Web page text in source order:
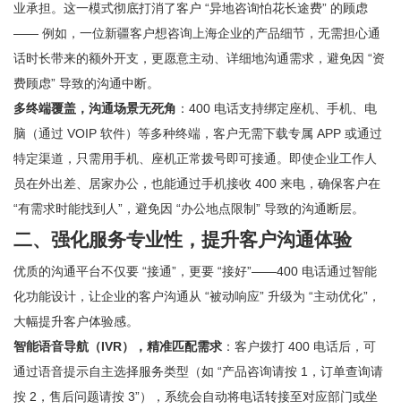
业承担。这一模式彻底打消了客户 “异地咨询怕花长途费” 的顾虑
—— 例如，一位新疆客户想咨询上海企业的产品细节，无需担心通
话时长带来的额外开支，更愿意主动、详细地沟通需求，避免因 “资
费顾虑” 导致的沟通中断。
多终端覆盖，沟通场景无死角 ：400 电话支持绑定座机、手机、电
脑（通过 VOIP 软件）等多种终端，客户无需下载专属 APP 或通过
特定渠道，只需用手机、座机正常拨号即可接通。即使企业工作人
员在外出差、居家办公，也能通过手机接收 400 来电，确保客户在
“有需求时能找到人”，避免因 “办公地点限制” 导致的沟通断层。
二、强化服务专业性，提升客户沟通体验
优质的沟通平台不仅要 “接通”，更要 “接好”——400 电话通过智能
化功能设计，让企业的客户沟通从 “被动响应” 升级为 “主动优化”，
大幅提升客户体验感。
智能语音导航（IVR），精准匹配需求 ：客户拨打 400 电话后，可
通过语音提示自主选择服务类型（如 “产品咨询请按 1，订单查询请
按 2，售后问题请按 3”），系统会自动将电话转接至对应部门或坐